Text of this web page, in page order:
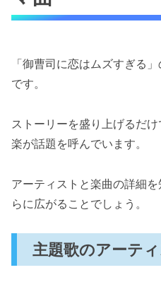
「御曹司に恋はムズすぎる
です。
ストーリーを盛り上げるだ
楽が話題を呼んでいます。
アーティストと楽曲の詳細
らに広がることでしょう。
主題歌のアーテ